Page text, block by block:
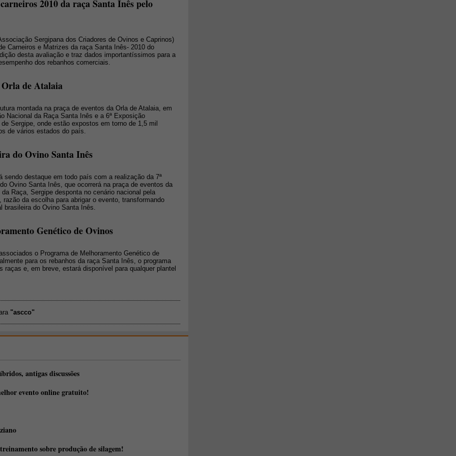
2010 da raça Santa Inês pelo
Sergipana dos Criadores de Ovinos e Caprinos)
Carneiros e Matrizes da raça Santa Inês- 2010 do
desta avaliação e traz dados importantíssimos para a
dos rebanhos comerciais.
Orla de Atalaia
montada na praça de eventos da Orla de Atalaia, em
Nacional da Raça Santa Inês e a 6ª Exposição
Sergipe, onde estão expostos em torno de 1,5 mil
de vários estados do país.
do Ovino Santa Inês
sendo destaque em todo país com a realização da 7ª
Ovino Santa Inês, que ocorrerá na praça de eventos da
Raça, Sergipe desponta no cenário nacional pela
da escolha para abrigar o evento, transformando
brasileira do Ovino Santa Inês.
Genético de Ovinos
o Programa de Melhoramento Genético de
para os rebanhos da raça Santa Inês, o programa
raças e, em breve, estará disponível para qualquer plantel
"ascco"
antigas discussões
evento online gratuito!
sobre produção de silagem!